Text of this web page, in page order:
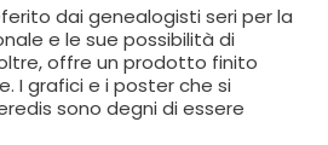
dai genealogisti seri per la
e le sue possibilità di
offre un prodotto finito
I grafici e i poster che si
sono degni di essere